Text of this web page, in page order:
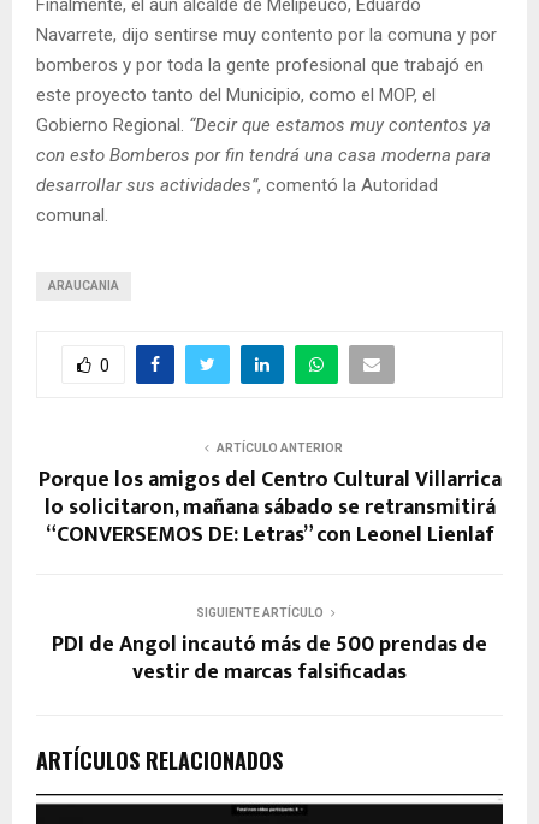
Finalmente, el aún alcalde de Melipeuco, Eduardo
Navarrete, dijo sentirse muy contento por la comuna y por
bomberos y por toda la gente profesional que trabajó en
este proyecto tanto del Municipio, como el MOP, el
Gobierno Regional. “Decir que estamos muy contentos ya
con esto Bomberos por fin tendrá una casa moderna para
desarrollar sus actividades”, comentó la Autoridad
comunal.
ARAUCANIA
0
ARTÍCULO ANTERIOR
Porque los amigos del Centro Cultural Villarrica
lo solicitaron, mañana sábado se retransmitirá
“CONVERSEMOS DE: Letras” con Leonel Lienlaf
SIGUIENTE ARTÍCULO
PDI de Angol incautó más de 500 prendas de
vestir de marcas falsificadas
ARTÍCULOS RELACIONADOS